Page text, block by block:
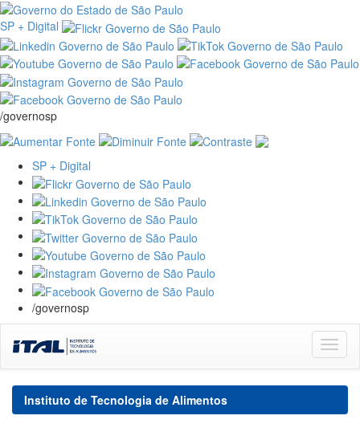
SP + Digital
/governosp
SP + Digital
/governosp
navigation
Instituto de Tecnologia de Alimentos